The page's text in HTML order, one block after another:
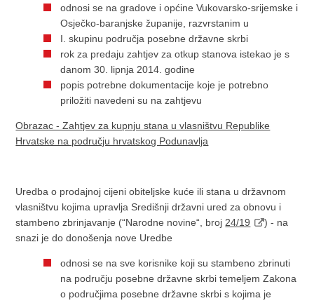
odnosi se na gradove i općine Vukovarsko-srijemske i
Osječko-baranjske županije, razvrstanim u
I. skupinu područja posebne državne skrbi
rok za predaju zahtjev za otkup stanova istekao je s
danom 30. lipnja 2014. godine
popis potrebne dokumentacije koje je potrebno
priložiti navedeni su na zahtjevu
Obrazac - Zahtjev za kupnju stana u vlasništvu Republike
Hrvatske na području hrvatskog Podunavlja
Uredba o prodajnoj cijeni obiteljske kuće ili stana u državnom
vlasništvu kojima upravlja Središnji državni ured za obnovu i
stambeno zbrinjavanje (“Narodne novine“, broj 24/19
) - na
snazi je do donošenja nove Uredbe
odnosi se na sve korisnike koji su stambeno zbrinuti
na području posebne državne skrbi temeljem Zakona
o područjima posebne državne skrbi s kojima je